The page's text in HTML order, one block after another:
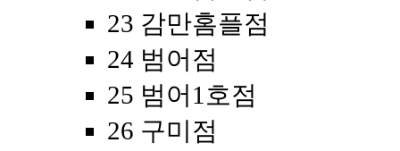
23 감만홈플점
24 범어점
25 범어1호점
26 구미점